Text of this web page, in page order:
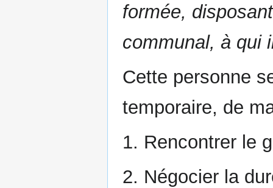
formée,
communal, à qui
Cette personne
temporaire, de
1. Rencontrer le
2. Négocier la